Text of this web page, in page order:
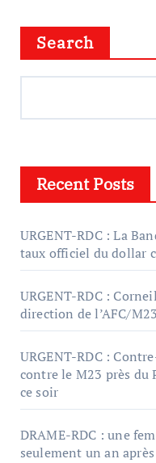
Search
Recent Posts
URGENT-RDC : La
taux officiel du dollar
URGENT-RDC :
direction de l’AFC/
URGENT-RDC :
contre le M23 près
ce soir
DRAME-RDC : une
seulement un an